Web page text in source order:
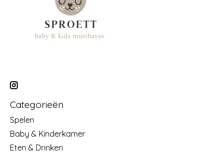
Categorieën
Spelen
Baby & Kinderkamer
Eten & Drinken